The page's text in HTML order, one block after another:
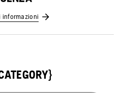
informazioni